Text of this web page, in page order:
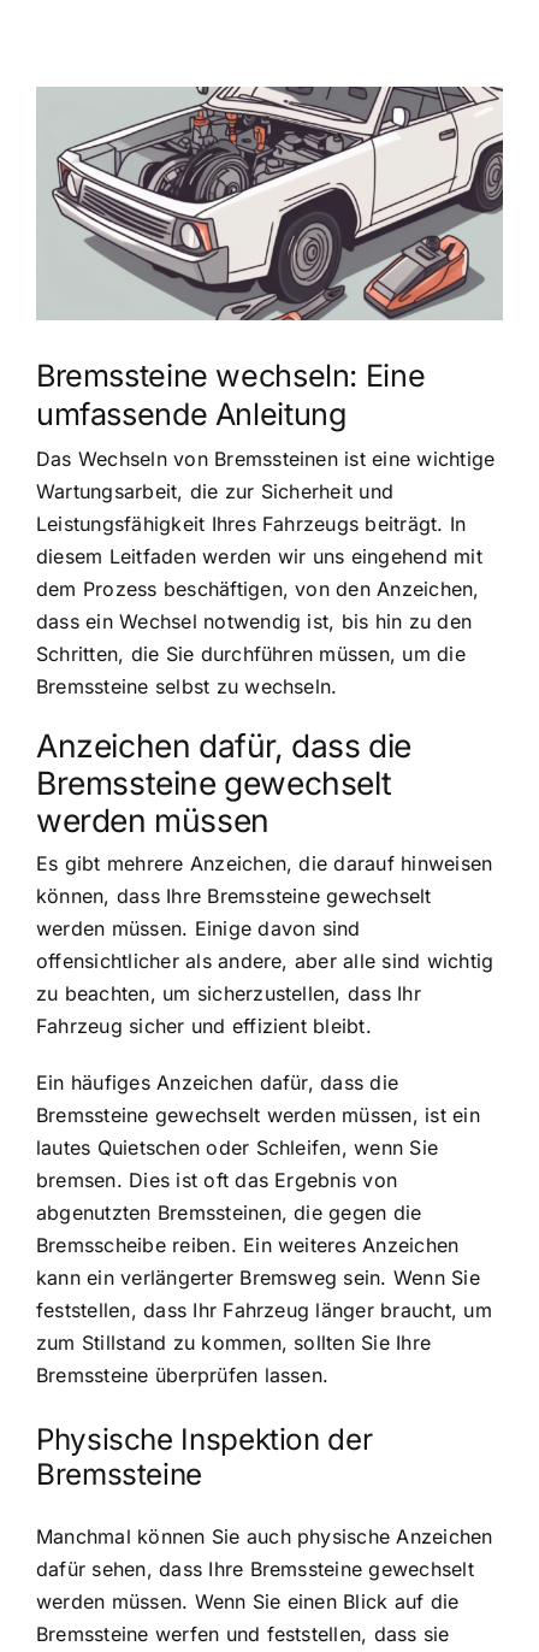
grösseres
Bild
Bremssteine wechseln: Eine
umfassende Anleitung
Das Wechseln von Bremssteinen ist eine wichtige
Wartungsarbeit, die zur Sicherheit und
Leistungsfähigkeit Ihres Fahrzeugs beiträgt. In
diesem Leitfaden werden wir uns eingehend mit
dem Prozess beschäftigen, von den Anzeichen,
dass ein Wechsel notwendig ist, bis hin zu den
Schritten, die Sie durchführen müssen, um die
Bremssteine selbst zu wechseln.
Anzeichen dafür, dass die
Bremssteine gewechselt
werden müssen
Es gibt mehrere Anzeichen, die darauf hinweisen
können, dass Ihre Bremssteine gewechselt
werden müssen. Einige davon sind
offensichtlicher als andere, aber alle sind wichtig
zu beachten, um sicherzustellen, dass Ihr
Fahrzeug sicher und effizient bleibt.
Ein häufiges Anzeichen dafür, dass die
Bremssteine gewechselt werden müssen, ist ein
lautes Quietschen oder Schleifen, wenn Sie
bremsen. Dies ist oft das Ergebnis von
abgenutzten Bremssteinen, die gegen die
Bremsscheibe reiben. Ein weiteres Anzeichen
kann ein verlängerter Bremsweg sein. Wenn Sie
feststellen, dass Ihr Fahrzeug länger braucht, um
zum Stillstand zu kommen, sollten Sie Ihre
Bremssteine überprüfen lassen.
Physische Inspektion der
Bremssteine
Manchmal können Sie auch physische Anzeichen
dafür sehen, dass Ihre Bremssteine gewechselt
werden müssen. Wenn Sie einen Blick auf die
Bremssteine werfen und feststellen, dass sie